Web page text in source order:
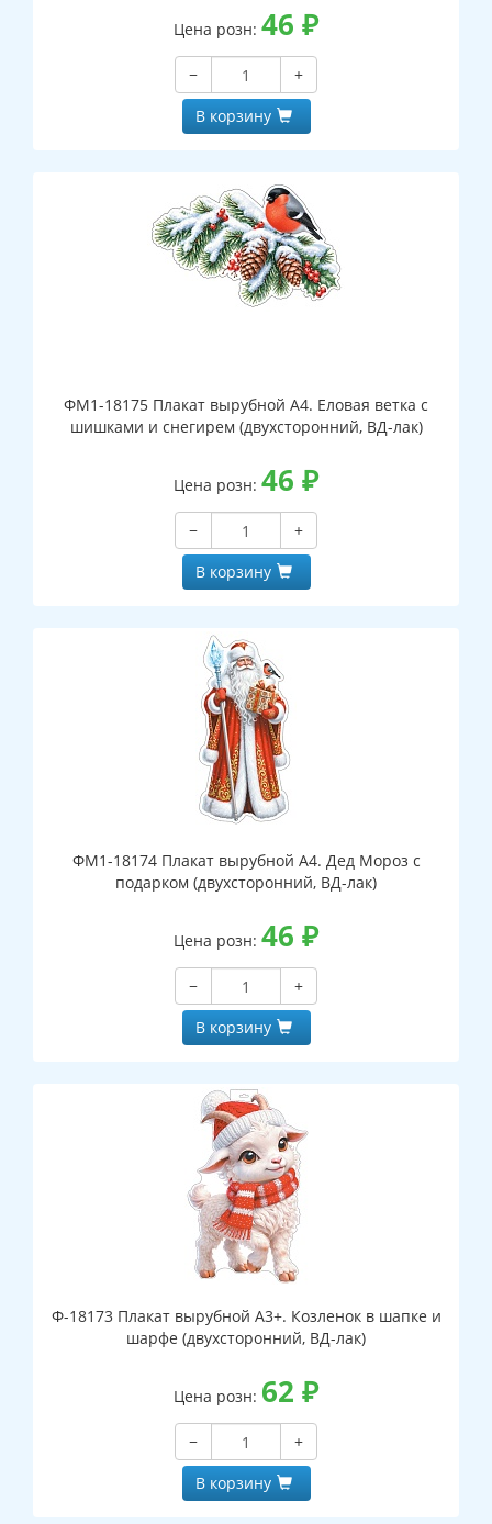
Цена розн: 46 ₽
−
+
В корзину
ФМ1-18175 Плакат вырубной А4. Еловая ветка с
шишками и снегирем (двухсторонний, ВД-лак)
Цена розн: 46 ₽
−
+
В корзину
ФМ1-18174 Плакат вырубной А4. Дед Мороз с
подарком (двухсторонний, ВД-лак)
Цена розн: 46 ₽
−
+
В корзину
Ф-18173 Плакат вырубной А3+. Козленок в шапке и
шарфе (двухсторонний, ВД-лак)
Цена розн: 62 ₽
−
+
В корзину